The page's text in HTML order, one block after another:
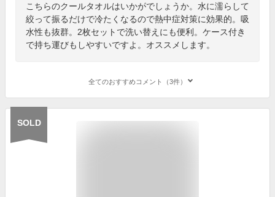
こちらのクールタオルはいかがでしょうか。水に濡らして
絞って振るだけで冷たくなるので熱中症対策に効果的。吸
水性も抜群。2枚セットで洗い替えにも便利。ケース付き
で持ち運びもしやすいですよ。オススメします。
全てのおすすめコメント（3件）
SOLD